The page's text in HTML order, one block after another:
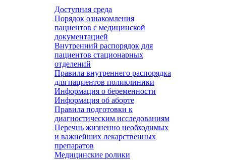
Доступная среда
Порядок ознакомления
пациентов с медицинской
документацией
Внутренний распорядок для
пациентов стационарных
отделений
Правила внутреннего распорядка
для пациентов поликлиники
Информация о беременности
Информация об аборте
Правила подготовки к
диагностическим исследованиям
Перечнь жизненно необходимых
и важнейших лекарственных
препаратов
Медицинские ролики